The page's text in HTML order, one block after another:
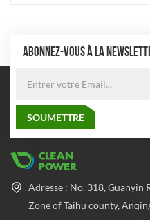
ABONNEZ-VOUS À LA
Adresse : No. 318, Guanyin
Zone of Taihu county,